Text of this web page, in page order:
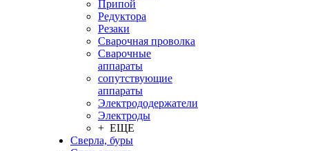
Припой
Редуктора
Резаки
Сварочная проволка
Сварочные
аппараты
сопутствующие
аппараты
Электрододержатели
Электроды
+ ЕЩЕ
Сверла, буры